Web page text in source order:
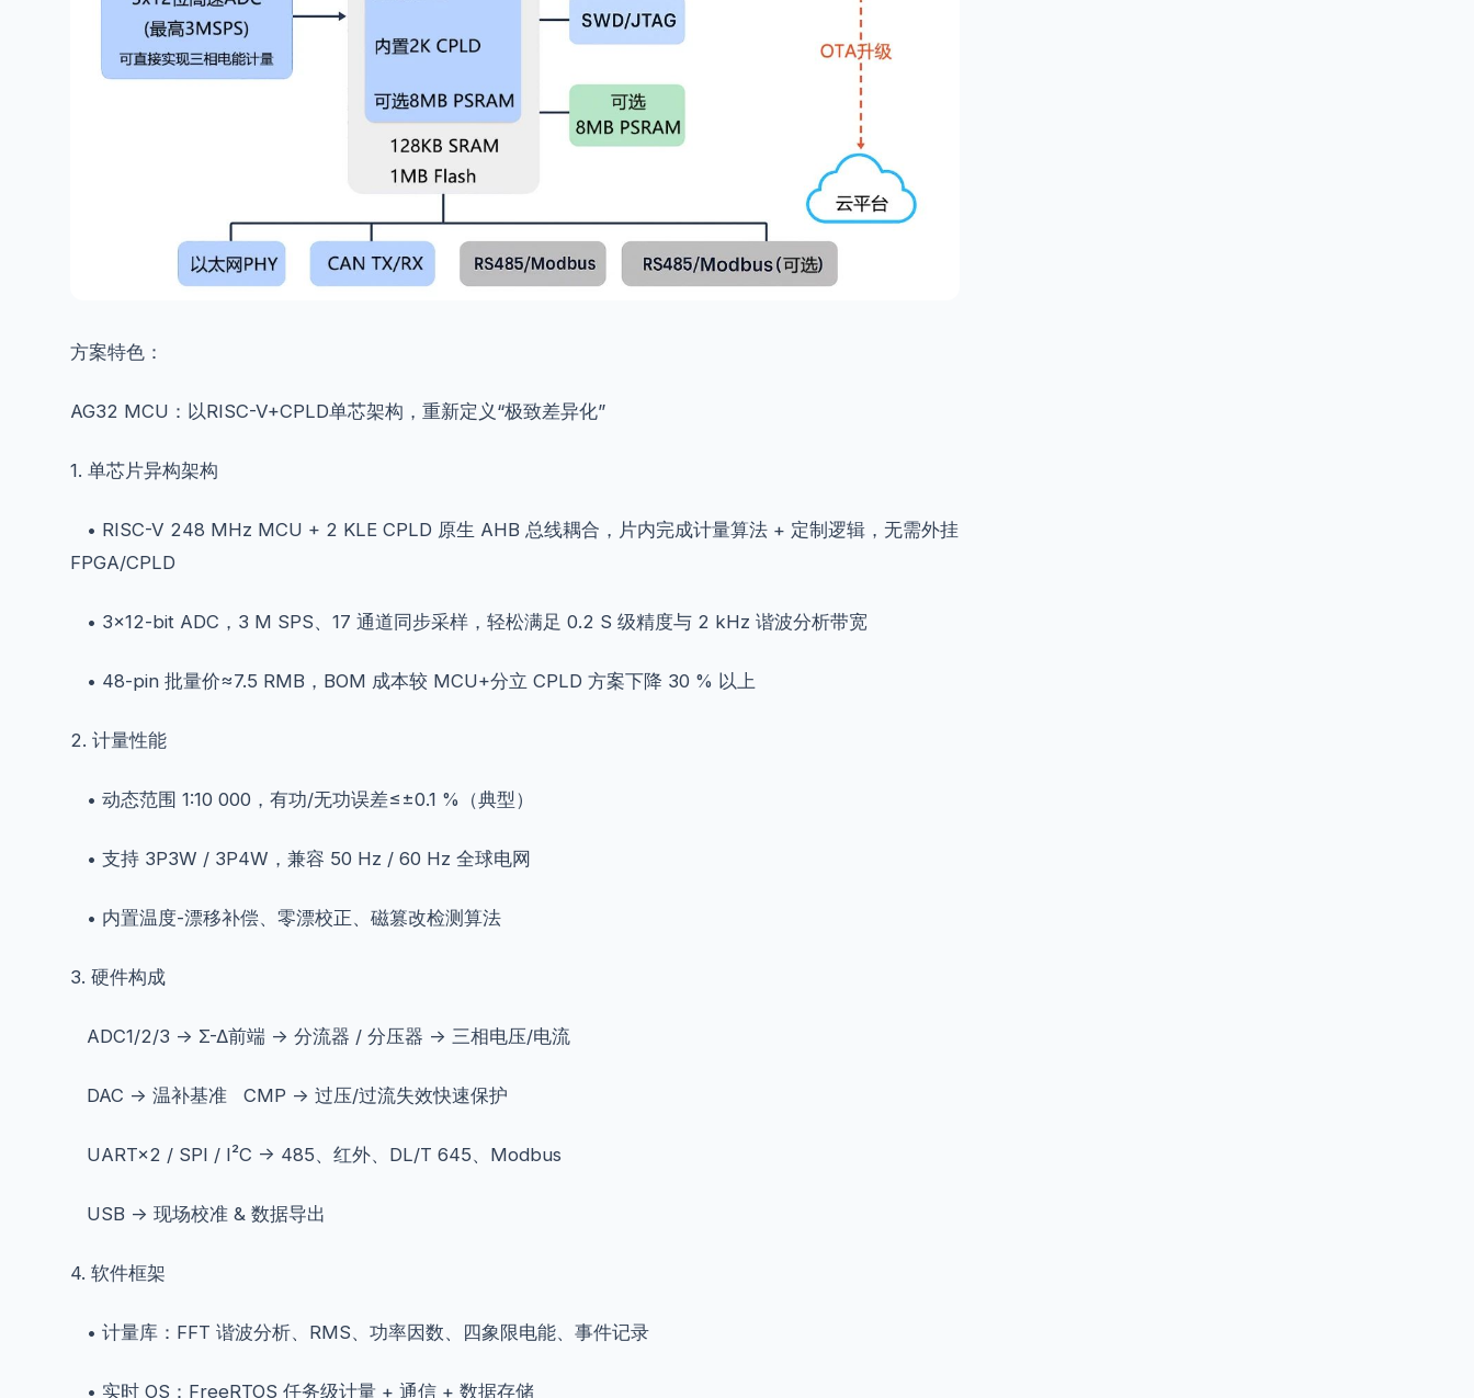
方案特色：
AG32 MCU：以RISC-V+CPLD单芯架构，重新定义“极致差异化”
1. 单芯片异构架构
• RISC-V 248 MHz MCU + 2 KLE CPLD 原生 AHB 总线耦合，片内完成计量算法 + 定制逻辑，无需外挂
FPGA/CPLD
• 3×12-bit ADC，3 M SPS、17 通道同步采样，轻松满足 0.2 S 级精度与 2 kHz 谐波分析带宽
• 48-pin 批量价≈7.5 RMB，BOM 成本较 MCU+分立 CPLD 方案下降 30 % 以上
2. 计量性能
• 动态范围 1:10 000，有功/无功误差≤±0.1 %（典型）
• 支持 3P3W / 3P4W，兼容 50 Hz / 60 Hz 全球电网
• 内置温度-漂移补偿、零漂校正、磁篡改检测算法
3. 硬件构成
ADC1/2/3 → Σ-Δ前端 → 分流器 / 分压器 → 三相电压/电流
DAC → 温补基准 CMP → 过压/过流失效快速保护
UART×2 / SPI / I²C → 485、红外、DL/T 645、Modbus
USB → 现场校准 & 数据导出
4. 软件框架
• 计量库：FFT 谐波分析、RMS、功率因数、四象限电能、事件记录
• 实时 OS：FreeRTOS 任务级计量 + 通信 + 数据存储